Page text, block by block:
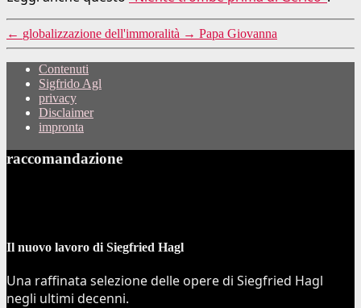
← globalizzazione dell'immoralità → Papa Giovanna
Contenuti
Sigfrido Agl
privacy
Disclaimer
impronta
raccomandazione
Il nuovo lavoro di Siegfried Hagl
Una raffinata selezione delle opere di Siegfried Hagl
negli ultimi decenni.